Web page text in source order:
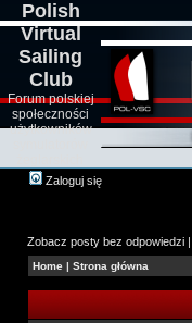
Polish
Virtual
Sailing
Club
Forum polskiej
społeczności
użytkowników
Zaloguj się
Zobacz posty bez odpowiedzi |
Home | Strona główna